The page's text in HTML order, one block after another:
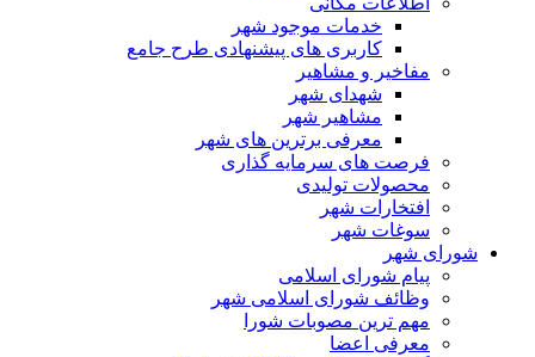
خدمات موجود شهر
کاربری های پیشنهادی طرح جامع
مفاخیر و مشاهیر
شهدای شهر
مشاهیر شهر
معرفی برترین های شهر
فرصت های سرمایه گذاری
محصولات تولیدی
افتخارات شهر
سوغات شهر
شورای شهر
پیام شورای اسلامی
وظائف شورای اسلامی شهر
مهم ترین مصوبات شورا
معرفی اعضا